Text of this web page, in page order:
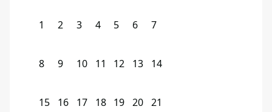
1 2 3 4 5 6 7
8 9 10 11 12 13 14
15 16 17 18 19 20 21